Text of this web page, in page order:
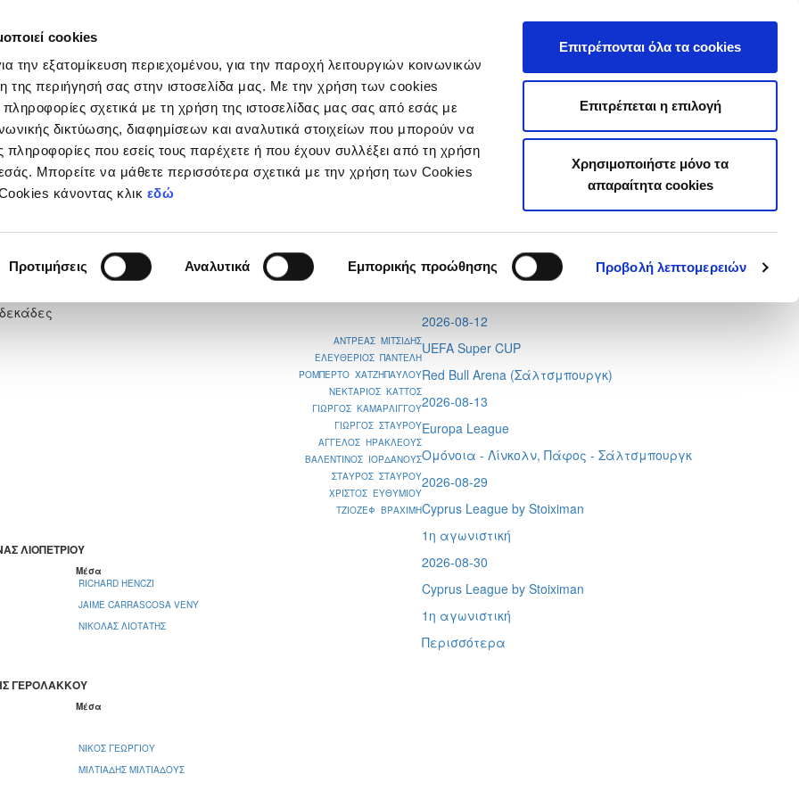
cookies
την εξατομίκευση περιεχομένου, για την παροχή λειτουργιών κοινωνικών
της περιήγησή σας στην ιστοσελίδα μας. Με την χρήση των cookies
πληροφορίες σχετικά με τη χρήση της ιστοσελίδας μας σας από εσάς με
δικτύωσης, διαφημίσεων και αναλυτικά στοιχείων που μπορούν να
που εσείς τους παρέχετε ή που έχουν συλλέξει από τη χρήση
Μπορείτε να μάθετε περισσότερα σχετικά με την χρήση των Cookies
κάνοντας κλικ εδώ
Προτιμήσεις Αναλυτικά Εμπορικής προώθησης Προβολή λεπτομερειών
Επιτρέπονται όλα τα cookies
Επιτρέπεται η επιλογή
Χρησιμοποιήστε μόνο τα
απαραίτητα cookies
Διοργανώσεις
ΓΕΡΟΛΑΚΚΟΥ
1
ΑΝΤΡΕΑΣ ΜΙΤΣΙΔΗΣ
ΕΛΕΥΘΕΡΙΟΣ ΠΑΝΤΕΛΗ
ΡΟΜΠΕΡΤΟ ΧΑΤΖΗΠΑΥΛΟΥ
ΝΕΚΤΑΡΙΟΣ ΚΑΤΤΟΣ
ΓΙΩΡΓΟΣ ΚΑΜΑΡΛΙΓΓΟΥ
ΓΙΩΡΓΟΣ ΣΤΑΥΡΟΥ
ΑΓΓΕΛΟΣ ΗΡΑΚΛΕΟΥΣ
ΒΑΛΕΝΤΙΝΟΣ ΙΟΡΔΑΝΟΥΣ
ΣΤΑΥΡΟΣ ΣΤΑΥΡΟΥ
ΧΡΙΣΤΟΣ ΕΥΘΥΜΙΟΥ
ΤΖΙΟΖΕΦ ΒΡΑΧΙΜΗ
ΛΙΟΠΕΤΡΙΟΥ
Μέσα
RICHARD HENCZI
JAIME CARRASCOSA VENY
ΝΙΚΟΛΑΣ ΛΙΟΤΑΤΗΣ
ΓΕΡΟΛΑΚΚΟΥ
Μέσα
ΝΙΚΟΣ ΓΕΩΡΓΙΟΥ
ΜΙΛΤΙΑΔΗΣ ΜΙΛΤΙΑΔΟΥΣ
Tweets by CyprusFA
Προσεχή γεγονότα
Conference League
2026-08-12
UEFA Super CUP
Red Bull Arena (Σάλτσμπουργκ)
2026-08-13
Europa League
Ομόνοια - Λίνκολν, Πάφος - Σάλτσμπουργκ
2026-08-29
Cyprus League by Stoiximan
1η αγωνιστική
2026-08-30
Cyprus League by Stoiximan
1η αγωνιστική
Περισσότερα